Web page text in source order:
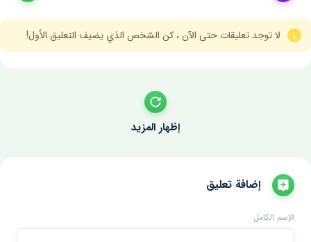
لا توجد تعليقات حتى الآن ، كن الشخص الذي يضيف التعليق الأول!
إظهار المزيد
إضافة تعليق
الإسم الكامل